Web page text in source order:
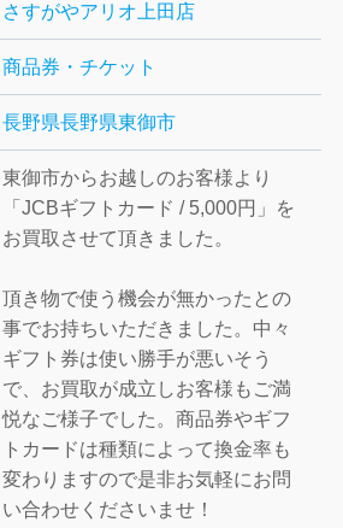
さすがやアリオ上田店
商品券・チケット
長野県長野県東御市
東御市からお越しのお客様より
「JCBギフトカード / 5,000円」を
お買取させて頂きました。
頂き物で使う機会が無かったとの
事でお持ちいただきました。中々
ギフト券は使い勝手が悪いそう
で、お買取が成立しお客様もご満
悦なご様子でした。商品券やギフ
トカードは種類によって換金率も
変わりますので是非お気軽にお問
い合わせくださいませ！